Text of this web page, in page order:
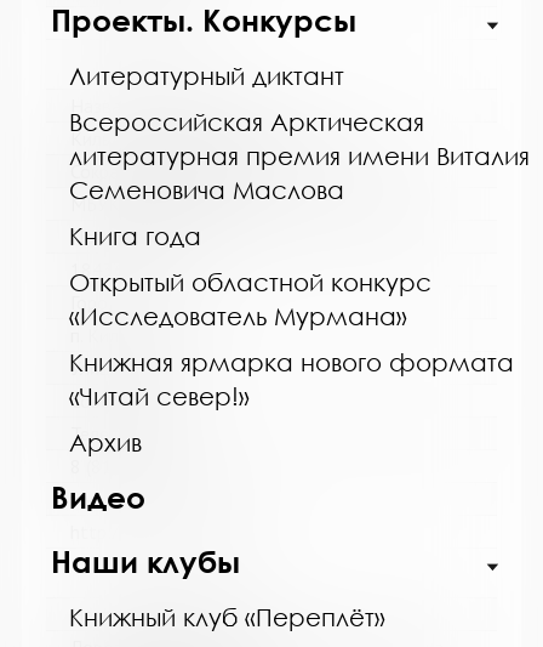
Проекты. Конкурсы
Литературный диктант
Всероссийская Арктическая
литературная премия имени Виталия
Семеновича Маслова
Книга года
Открытый областной конкурс
«Исследователь Мурмана»
Книжная ярмарка нового формата
«Читай север!»
Архив
Видео
Наши клубы
Книжный клуб «Переплёт»
http://cbskanda.ru
Кильдинская городская библиотека
Сокращенное название:
МБУК "Кильдинская городская библиотека"
Почтовый индекс:
184367
Город:
п. Кильдинстрой
Улица, дом:
Советская, 2
Телефон:
www:
Название библиотеки: